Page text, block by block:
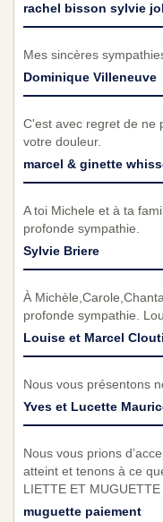
rachel bisson sylvie
Mes sincères
Dominique Villeneuve
C'est avec regret de ne
votre douleur.
marcel & ginette
A toi Michele et à ta
profonde sympathie.
Sylvie Briere
À
profonde sympathie.
Louise et Marcel
Nous vous présentons
Yves et Lucette
Nous vous prions
atteint et tenons à ce
LIETTE ET MUGUETTE
muguette paiement